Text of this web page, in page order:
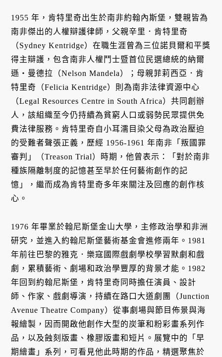
1955 年，肯特里奇出生於南非約翰內斯堡，雙親皆為
南非傑出的人權辯護律師，父親辛里．肯特里奇
（Sydney Kentridge）在職生涯曾為三位諾貝爾和平獎
得主辯護，包含南非人權鬥士暨首位民選總統的納爾
遜・曼德拉（Nelson Mandela）；母親菲莉西亞．肯
特里奇（Felicia Kentridge）則為南非法律資源中心
（Legal Resources Centre in South Africa）共同創辦
人，該組織至今仍持續為貧窮人口或弱勢民眾提供免
費法律服務。肯特里奇自小耳濡目染父母為政治壓迫
的受難者聲張正義，歷經 1956-1961 年南非「叛國罪
審判」（Treason Trial）時期，他曾表示：「對於南非
種族隔離制度的記憶甚至早於任何藝術創作的記
憶」，繼而成為肯特里奇多年來關注及回應的創作核
心。
1976 年畢業於翰尼斯堡金山大學，主修政治學和非洲
研究，並進入約翰尼斯堡藝術基金會進修兩年。1981
年前往巴黎的雅克．樂寇國際戲劇學校學習默劇和戲
劇，累積藝術、劇場和政治學豐厚的背景才能。1982
年回到約翰尼斯堡，肯特里奇同時擔任演員、設計
師、作家、戲劇導演，持續在路口大道劇團（Junction
Avenue Theatre Company）從事劇場與節目佈景與海
報繪製，因而開啟他創作大型的炭筆和粉彩畫系列作
品，以及蝕刻版畫、橡膠版畫和短片。展覽中的「早
期繪畫」系列，可看見他此時期的作品，精選聚焦於